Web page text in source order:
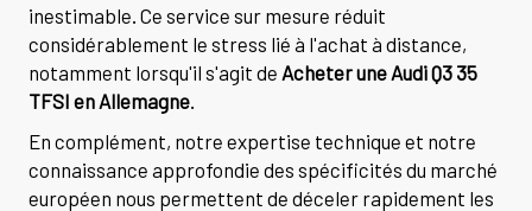
inestimable. Ce service sur mesure réduit
considérablement le stress lié à l'achat à distance,
notamment lorsqu'il s'agit de Acheter une Audi Q3 35
TFSI en Allemagne.
En complément, notre expertise technique et notre
connaissance approfondie des spécificités du marché
européen nous permettent de déceler rapidement les